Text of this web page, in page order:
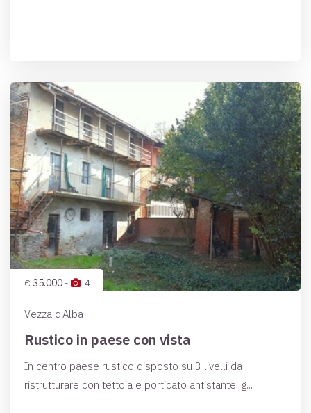
€ 35.000 - 4
Vezza d'Alba
Rustico in paese con vista
In centro paese rustico disposto su 3 livelli da
ristrutturare con tettoia e porticato antistante. g...